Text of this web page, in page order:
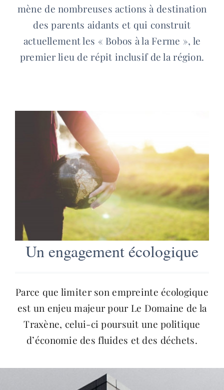
mène de nombreuses actions à destination
des parents aidants et qui construit
actuellement les « Bobos à la Ferme », le
premier lieu de répit inclusif de la région.
Un engagement écologique
Parce que limiter son empreinte écologique
est un enjeu majeur pour Le Domaine de la
Traxène, celui-ci poursuit une politique
d’économie des fluides et des déchets.